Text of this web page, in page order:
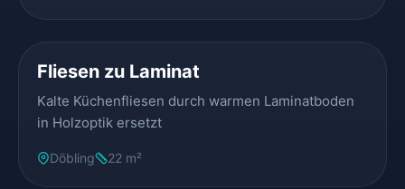
Fliesen zu Laminat
Kalte Küchenfliesen durch warmen Laminatboden
in Holzoptik ersetzt
Döbling 22 m²